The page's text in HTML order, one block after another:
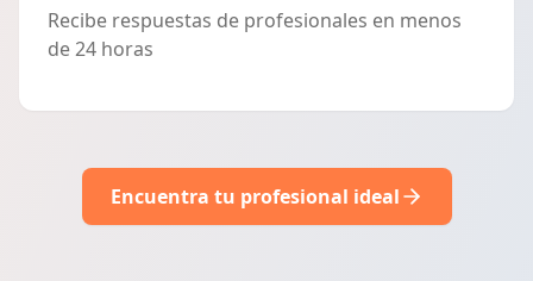
Recibe respuestas de profesionales en menos
de 24 horas
Encuentra tu profesional ideal